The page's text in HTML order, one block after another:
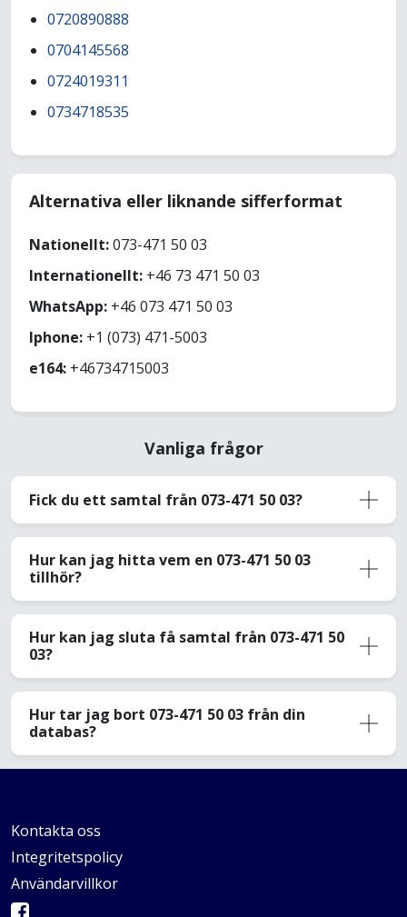
0720890888
0704145568
0724019311
0734718535
Alternativa eller liknande sifferformat
Nationellt:073-471 50 03
Internationellt: +46 73 471 50 03
WhatsApp: +46 073 471 50 03
Iphone: +1 (073) 471-5003
e164: +46734715003
Vanliga frågor
Fick du ett samtal från 073-471 50 03?
Hur kan jag hitta vem en 073-471 50 03
tillhör?
Hur kan jag sluta få samtal från 073-471 50
03?
Hur tar jag bort 073-471 50 03 från din
databas?
Kontakta oss
Integritetspolicy
Användarvillkor